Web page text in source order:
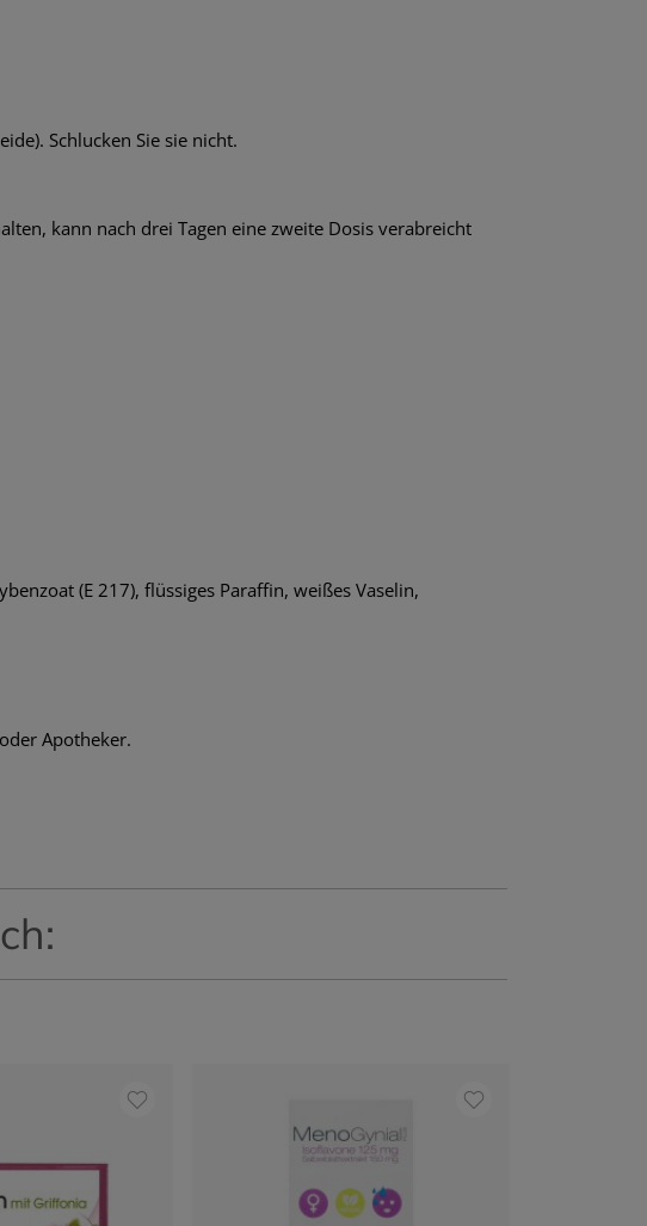
Schlucken Sie sie nicht.
kann nach drei Tagen eine zweite Dosis verabreicht
(E 217), flüssiges Paraffin, weißes Vaselin,
Apotheker.